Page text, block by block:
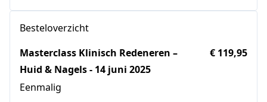
Besteloverzicht
Masterclass Klinisch Redeneren –
Huid & Nagels - 14 juni 2025
Eenmalig
€ 119,95